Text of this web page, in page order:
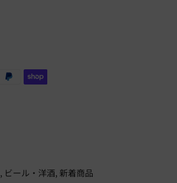
ビール・洋酒 新着商品